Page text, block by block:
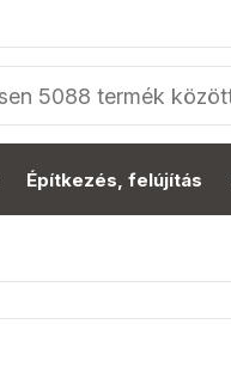
Építkezés, felújítás